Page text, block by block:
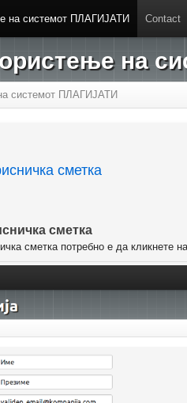
на системот ПЛАГИЈАТИ Contact
на
системот ПЛАГИЈАТИ
сметка
сметка
сметка потребно е да кликнете